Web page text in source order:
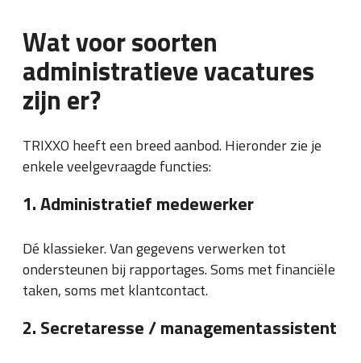
Wat voor soorten
administratieve vacatures
zijn er?
TRIXXO heeft een breed aanbod. Hieronder zie je
enkele veelgevraagde functies:
1. Administratief medewerker
Dé klassieker. Van gegevens verwerken tot
ondersteunen bij rapportages. Soms met financiële
taken, soms met klantcontact.
2. Secretaresse / managementassistent